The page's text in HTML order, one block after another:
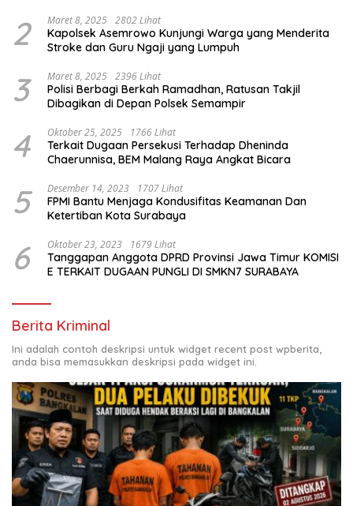
2 Maret 8, 2025 2802 Lihat
Kapolsek Asemrowo Kunjungi Warga yang Menderita
Stroke dan Guru Ngaji yang Lumpuh
3 Maret 8, 2025 2396 Lihat
Polisi Berbagi Berkah Ramadhan, Ratusan Takjil
Dibagikan di Depan Polsek Semampir
4 Oktober 25, 2025 1766 Lihat
Terkait Dugaan Persekusi Terhadap Dheninda
Chaerunnisa, BEM Malang Raya Angkat Bicara
5 Desember 14, 2023 1707 Lihat
FPMI Bantu Menjaga Kondusifitas Keamanan Dan
Ketertiban Kota Surabaya
6 Oktober 23, 2023 1679 Lihat
Tanggapan Anggota DPRD Provinsi Jawa Timur KOMISI
E TERKAIT DUGAAN PUNGLI DI SMKN7 SURABAYA
Berita Kriminal
Ini adalah contoh deskripsi untuk widget recent post wpberita,
anda bisa memasukkan deskripsi pada widget ini.